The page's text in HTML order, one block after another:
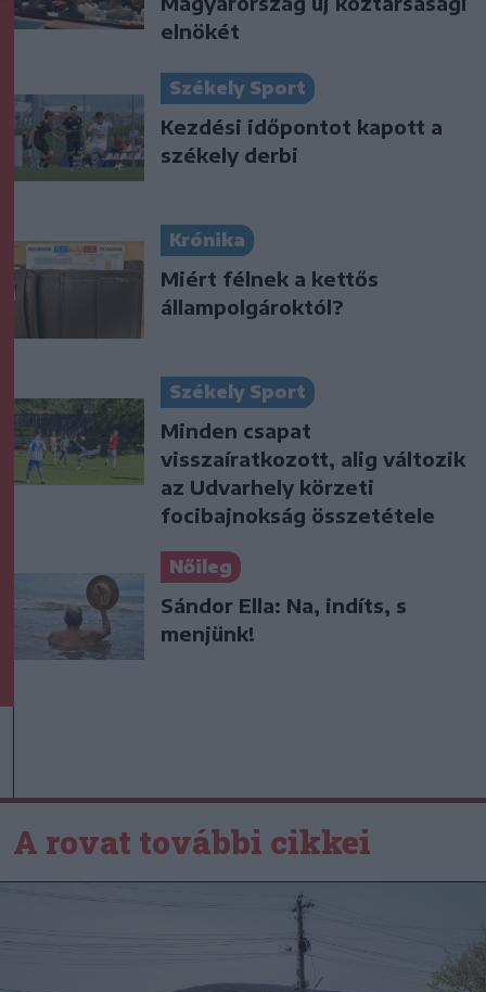
elnökét
Székely Sport
Kezdési időpontot kapott a
székely derbi
Krónika
Miért félnek a kettős
állampolgároktól?
Székely Sport
Minden csapat
visszaíratkozott, alig változik
az Udvarhely körzeti
focibajnokság összetétele
Nőileg
Sándor Ella: Na, indíts, s
menjünk!
A rovat további cikkei